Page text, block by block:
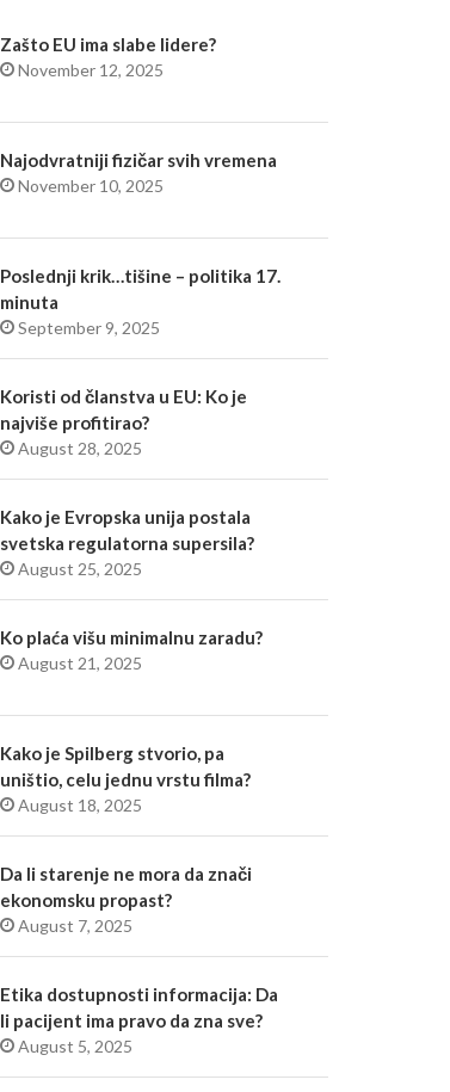
Zašto EU ima slabe lidere?
November 12, 2025
Najodvratniji fizičar svih vremena
November 10, 2025
Poslednji krik…tišine – politika 17.
minuta
September 9, 2025
Koristi od članstva u EU: Ko je
najviše profitirao?
August 28, 2025
Kako je Evropska unija postala
svetska regulatorna supersila?
August 25, 2025
Ko plaća višu minimalnu zaradu?
August 21, 2025
Kako je Spilberg stvorio, pa
uništio, celu jednu vrstu filma?
August 18, 2025
Da li starenje ne mora da znači
ekonomsku propast?
August 7, 2025
Etika dostupnosti informacija: Da
li pacijent ima pravo da zna sve?
August 5, 2025